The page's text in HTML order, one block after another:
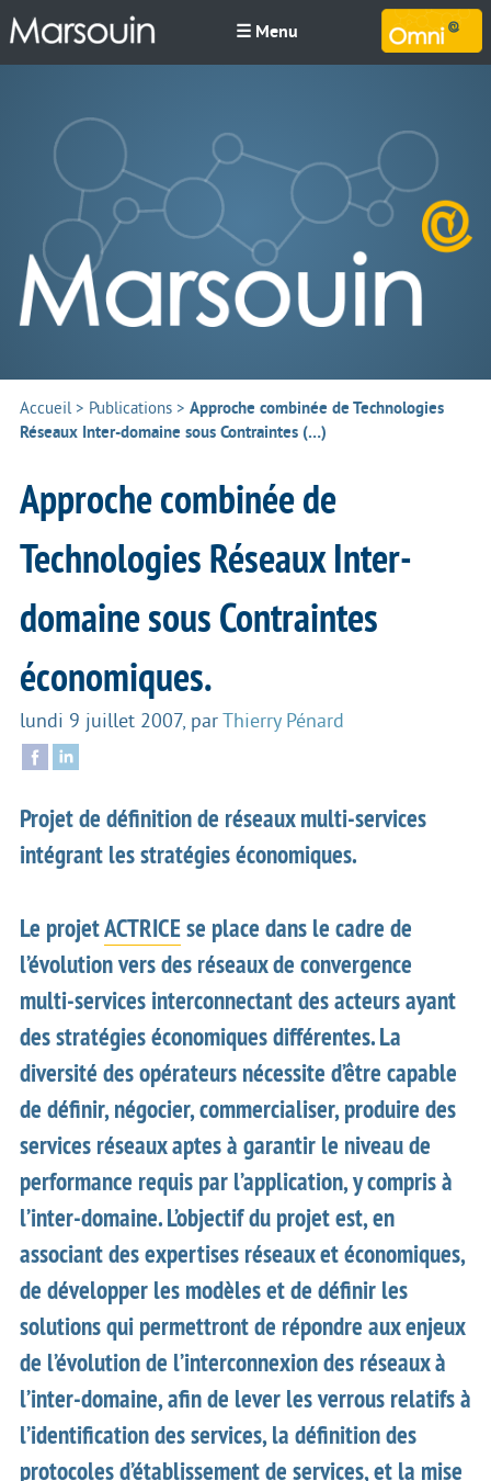
☰ Menu
Accueil> Publications > Approche combinée de Technologies
Réseaux Inter-domaine sous Contraintes (…)
Approche combinée de
Technologies Réseaux Inter-
domaine sous Contraintes
économiques.
lundi 9 juillet 2007, par Thierry Pénard
Projet de définition de réseaux multi-services
intégrant les stratégies économiques.
Le projetACTRICEse place dans le cadre de
l’évolution vers des réseaux de convergence
multi-services interconnectant des acteurs ayant
des stratégies économiques différentes. La
diversité des opérateurs nécessite d’être capable
de définir, négocier, commercialiser, produire des
services réseaux aptes à garantir le niveau de
performance requis par l’application, y compris à
l’inter-domaine. L’objectif du projet est, en
associant des expertises réseaux et économiques,
de développer les modèles et de définir les
solutions qui permettront de répondre aux enjeux
de l’évolution de l’interconnexion des réseaux à
l’inter-domaine, afin de lever les verrous relatifs à
l’identification des services, la définition des
protocoles d’établissement de services, et la mise